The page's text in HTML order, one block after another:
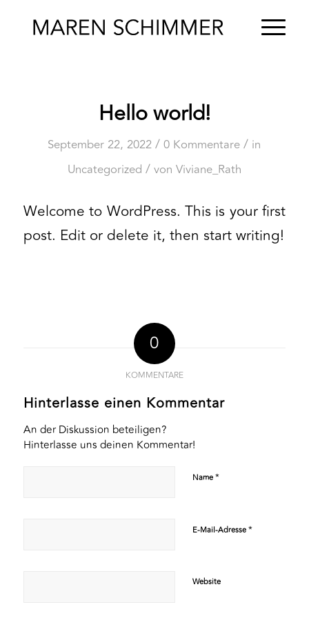
Hello world!
September 22, 2022 / 0 Kommentare / in
Uncategorized /von Viviane_Rath
Welcome to WordPress. This is your first
post. Edit or delete it, then start writing!
0
KOMMENTARE
Hinterlasse einen Kommentar
An der Diskussion beteiligen?
Hinterlasse uns deinen Kommentar!
Name*
E-Mail-Adresse*
Website